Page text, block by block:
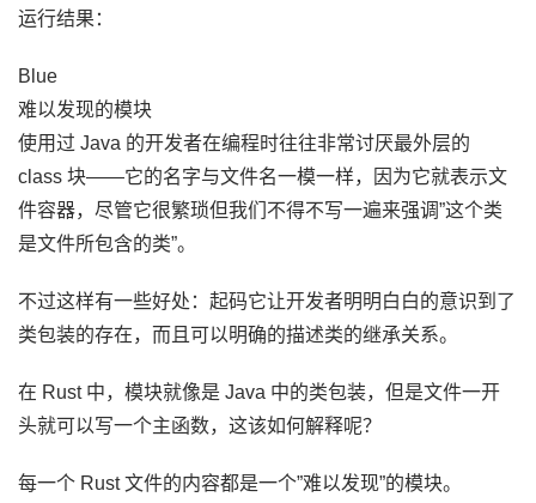
运行结果：
Blue
难以发现的模块
使用过 Java 的开发者在编程时往往非常讨厌最外层的
class 块——它的名字与文件名一模一样，因为它就表示文
件容器，尽管它很繁琐但我们不得不写一遍来强调”这个类
是文件所包含的类”。
不过这样有一些好处：起码它让开发者明明白白的意识到了
类包装的存在，而且可以明确的描述类的继承关系。
在 Rust 中，模块就像是 Java 中的类包装，但是文件一开
头就可以写一个主函数，这该如何解释呢？
每一个 Rust 文件的内容都是一个”难以发现”的模块。